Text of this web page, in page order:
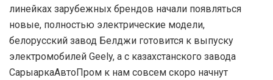
линейках зарубежных брендов начали появляться
новые, полностью электрические модели,
белорусский завод Белджи готовится к выпуску
электромобилей Geely, а с казахстанского завода
СарыаркаАвтоПром к нам совсем скоро начнут